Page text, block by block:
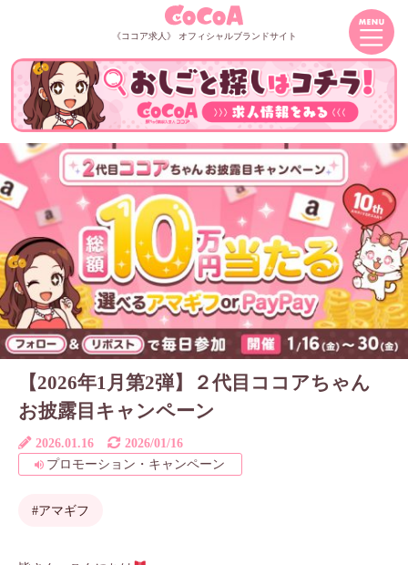
《ココア求人》 オフィシャルブランドサイト
【2026年1月第2弾】２代目ココアちゃん
お披露目キャンペーン
2026.01.16
2026/01/16
プロモーション・キャンペーン
#アマギフ